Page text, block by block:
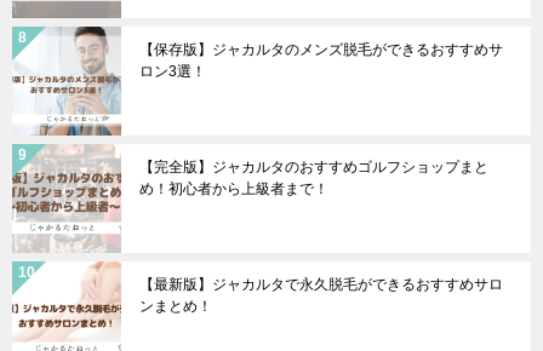
【保存版】ジャカルタのメンズ脱毛ができるおすすめサ
ロン3選！
【完全版】ジャカルタのおすすめゴルフショップまと
め！初心者から上級者まで！
【最新版】ジャカルタで永久脱毛ができるおすすめサロ
ンまとめ！